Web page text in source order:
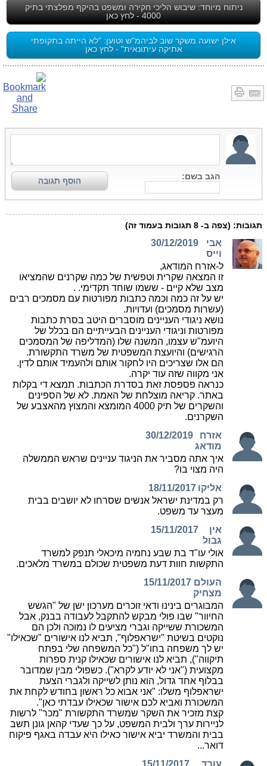
ניתוח מיוחד: שיבוש הליכי חקירה ומשפט בהיקף מפלצתי בתיק
4000 - לחץ כאן
אילן ישועה משקר שוב לביהמ"ש וטוען: "לא הייתה בתקופתי
אתיקה עיתונאית" - לחץ כאן